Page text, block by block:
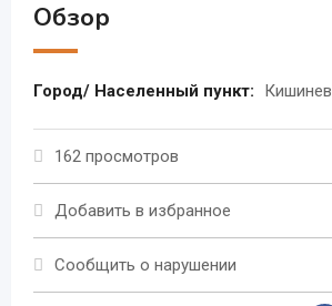
Обзор
Город/ Населенный пункт: Кишинев
162 просмотров
Добавить в избранное
Сообщить о нарушении